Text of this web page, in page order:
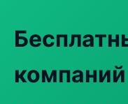
компаний